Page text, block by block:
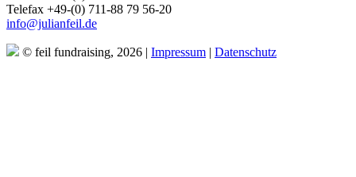
Telefax +49-(0) 711-88 79 56-20
info@julianfeil.de
© feil fundraising, 2026 | Impressum | Datenschutz